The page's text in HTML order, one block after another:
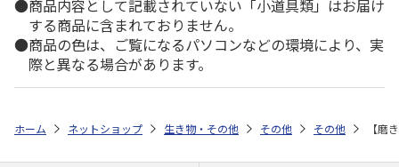
商品内容として記載されていない「小道具類」はお届け
する商品に含まれておりません。
商品の色は、ご覧になるパソコンなどの環境により、実
際と異なる場合があります。
ホーム ネットショップ 生き物・その他 その他 その他 【磨